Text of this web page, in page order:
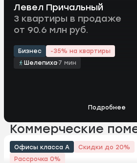
Левел Причальный
3 квартиры в продаже
от 90.6 млн руб.
Бизнес
-35% на квартиры
Шелепиха 7 мин
Подробнее
Коммерческие
Офисы класса А
Скидки до 20%
Рассрочка 0%